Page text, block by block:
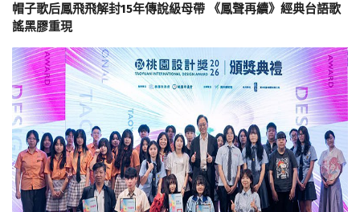
帽子歌后鳳飛飛解封15年傳說級母帶 《鳳聲再續》經典台語歌
謠黑膠重現